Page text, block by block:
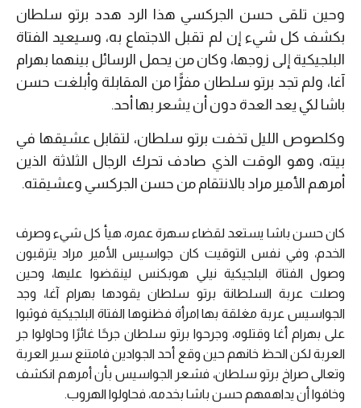
وحين تلقى حسن الجركسي هذا الرد هدد برتو سلطان
بكشف كل شيء إن لم تقبل الاجتماع به، وسيعيد الفتاة
البلجيكية إلى زوجها، وكان من يحمل الرسائل بينهما بهرام
آغا، ولم تجد برتو سلطان مفرًّا من المقابلة وأبلغت حسن
باشا لكي يعد العدة دون أن يشعر بها أحد.
وكلصوص الليل تخفت برتو سلطان، لتقابل عشيقها في
بيته، وهو الوقت الذي صادف تحرك الرجال الثلاثة الذين
أمرهم الأمير مراد بالانتقام من حسن الجركسي وعشيقته.
كان حسن باشا يستعد لقضاء سهرة عمره، هيأ كل شيء وصرف
الخدم، وفي نفس التوقيت كان جواسيس الأمير مراد يترقبون
وصول الفتاة البلجيكية نيلي هوبكنس لينقضوا عليها، وحين
وصلت عربة السلطانة برتو سلطان يقودها بهرام آغا، وجد
الجواسيس عربة مغلقة بها امرأة فظنوها الفتاة البلجيكية فوثبوا
على بهرام أغا وقتلوه، وجرحوا برتو سلطان جرحًا غائرًا وحاولوا جر
العربة لكن الحظ خانهم حين وقع أحد الجوادين فامتنع سير العربة
وتعالى صراخ برتو سلطان، فشعر الجواسيس بأن أمرهم انكشف
وخافوا أن يداهمهم حسن باشا بخدمه، فحاولوا الهروب.